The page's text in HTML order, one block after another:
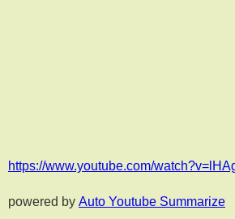
https://www.youtube.com/
powered by Auto Youtube Summarize